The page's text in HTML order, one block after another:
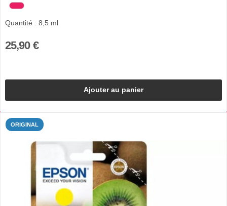
Quantité : 8,5 ml
25,90 €
Ajouter au panier
ORIGINAL